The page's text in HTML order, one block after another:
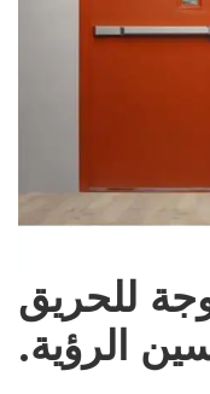
للحريق
الرؤية.